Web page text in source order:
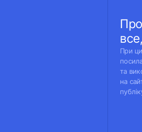
При
та
на